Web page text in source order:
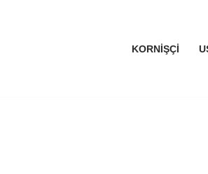
KORNIŞÇI